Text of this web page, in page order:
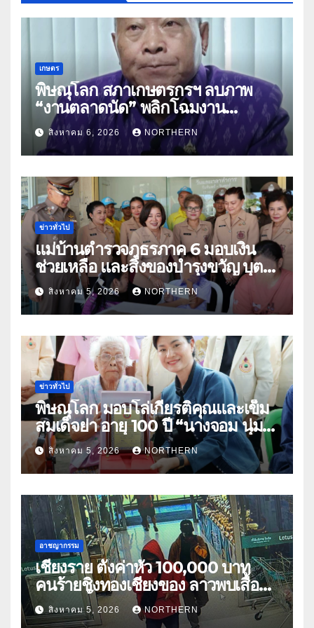
เกษตร
พิษณุโลก สภาเกษตรกรฯ ลบภาพ
“งานตลาดนัด” พลิกโฉมงาน
“เกษตรรุ่งเรืองเมืองสองแคว 69” มุ่ง
ประโยชน์เกษตรกร ดึงนวัตกรรม-จับ
คู่ธุรกิจดันสินค้าเกษตรสู่สากล (คลิป)
สิงหาคม 6, 2026 NORTHERN
ข่าวทั่วไป
แม่บ้านตำรวจภูธรภาค 6 มอบเงิน
ช่วยเหลือ และสิ่งของบำรุงขวัญ บุตร-
ธิดา ข้าราชการตำรวจจังหวัด
อุทัยธานี
สิงหาคม 5, 2026 NORTHERN
ข่าวทั่วไป
พิษณุโลก มอบโล่เกียรติคุณและเข็ม
สมเด็จย่า อายุ 100 ปี “นางจอม นุ่ม
เนตร” ตำบลบ้านกร่าง อำเภอเมือง
สิงหาคม 5, 2026 NORTHERN
อาชญากรรม
เชียงราย ตั้งค่าหัว 100,000 บาท
คนร้ายชิงทองเชียงของ ลาวพบเสื้อผ้า
คนร้ายตั้งจุดตรวจตามเส้นทาง
สิงหาคม 5, 2026 NORTHERN